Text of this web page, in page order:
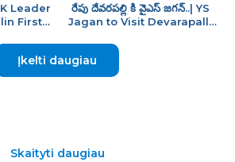
Leader
First
రేపు దేవరపల్లి కి వైఎస్ జగన్..| YS
Jagan to Visit Devarapalli
Farmers |
Įkelti daugiau
Skaityti daugiau